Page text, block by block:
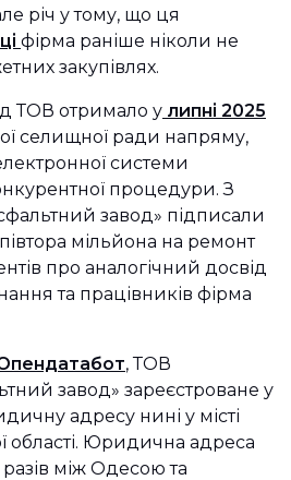
річ у тому, що ця
фірма раніше ніколи не
закупівлях.
ТОВ отримало у липні 2025
селищної ради напряму,
системи
процедури. З
завод» підписали
мільйона на ремонт
про аналогічний досвід
та працівників фірма
, ТОВ
завод» зареєстроване у
адресу нині у місті
області. Юридична адреса
між Одесою та